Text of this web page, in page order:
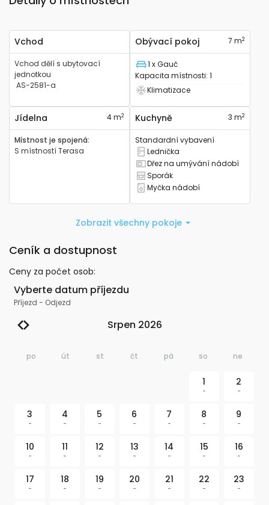
Vchod
Vchod dělí s ubytovací
jednotkou
AS-2581-a
Obývací pokoj 7 m2
Lůžko1 x Gauč
Kapacita místnosti: 1
Má klimatizaci
Klimatizace
Jídelna 4 m2
Místnost je spojená:
S místnostíTerasa
Kuchyně 3 m2
Standardní vybavení
Má lednici
Lednička
Má kuchyňský dřez
Dřez na umývání nádobí
Má sporák
Sporák
Má myčku nádobí
Myčka nádobí
Zobrazit všechny pokoje
Ceník a dostupnost
Ceny za počet osob:
Vyberte datum příjezdu
Příjezd - Odjezd
Srpen 2026
po út st čt pá so ne
1
-
2
-
3
-
4
-
5
-
6
-
7
-
8
-
9
-
10
-
11
-
12
-
13
-
14
-
15
-
16
-
17
-
18
-
19
-
20
-
21
-
22
-
23
-